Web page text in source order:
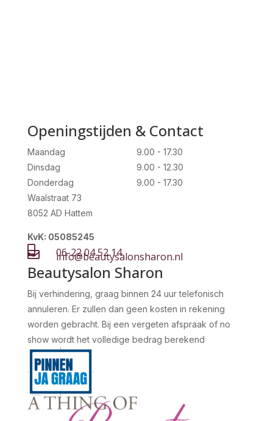
Openingstijden & Contact
Maandag
Dinsdag
Donderdag
9.00 - 17.30
9.00 - 12.30
9.00 - 17.30
Waalstraat 73
8052 AD Hattem
KvK: 05085245
 06-22 04 52 14
 info@beautysalonsharon.nl
Beautysalon Sharon
Bij verhindering, graag binnen 24 uur telefonisch
annuleren. Er zullen dan geen kosten in rekening
worden gebracht. Bij een vergeten afspraak of no
show wordt het volledige bedrag berekend